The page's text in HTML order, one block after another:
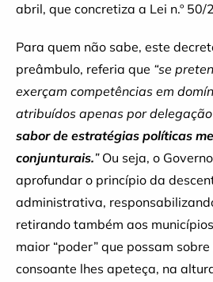
abril, que concretiza a Lei n.º 50/
Para quem não sabe, este
preâmbulo, referia que “se
exerçam competências em
atribuídos apenas por
sabor de estratégias políticas
conjunturais.”Ou seja, o
aprofundar o princípio da
administrativa,
retirando também aos
maior “poder” que possam
consoante lhes apeteça, na